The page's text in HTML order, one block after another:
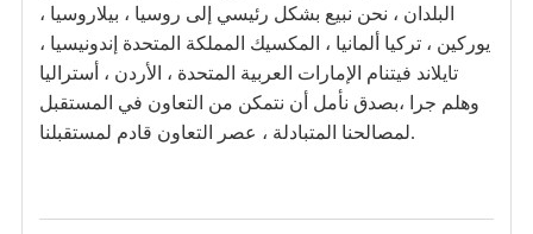
البلدان ، نحن نبيع بشكل رئيسي إلى روسيا ، بيلاروسيا ،
يوركين ، تركيا ألمانيا ، المكسيك المملكة المتحدة إندونيسيا ،
تايلاند فيتنام الإمارات العربية المتحدة ، الأردن ، أستراليا
وهلم جرا ،بصدق نأمل أن نتمكن من التعاون في المستقبل
لمصالحنا المتبادلة ، عصر التعاون قادم لمستقبلنا.